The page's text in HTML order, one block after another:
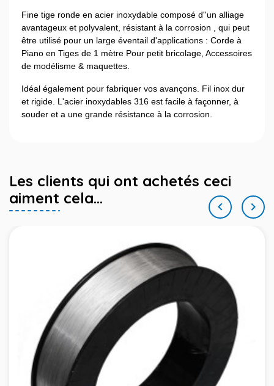
Fine tige ronde en acier inoxydable composé d''un alliage
avantageux et polyvalent, résistant à la corrosion , qui peut
être utilisé pour un large éventail d'applications : Corde à
Piano en Tiges de 1 mètre Pour petit bricolage, Accessoires
de modélisme & maquettes.
Idéal également pour fabriquer vos avançons. Fil inox dur
et rigide. L'acier inoxydables 316 est facile à façonner, à
souder et a une grande résistance à la corrosion.
Les clients qui ont achetés ceci
aiment cela...
 